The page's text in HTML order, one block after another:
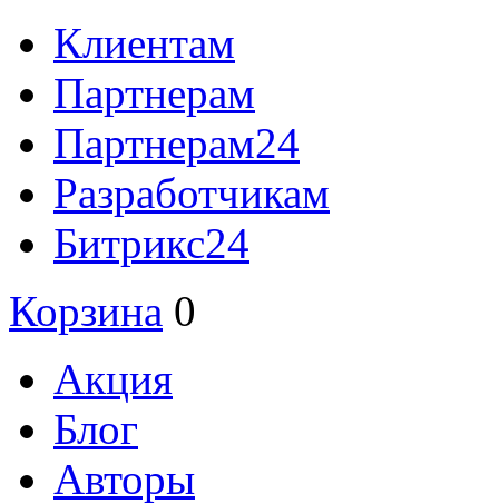
Клиентам
Партнерам
Партнерам24
Разработчикам
Битрикс24
Корзина 0
Акция
Блог
Авторы